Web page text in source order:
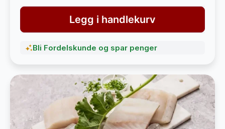
Legg i handlekurv
Bli Fordelskunde og spar penger